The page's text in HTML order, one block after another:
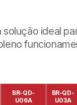
ideal
BR-QD-
U06A
BR-QD-
U03A